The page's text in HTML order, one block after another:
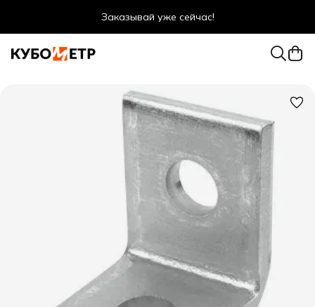
Заказывай уже сейчас!
Оптовые цены даже для физ. лиц